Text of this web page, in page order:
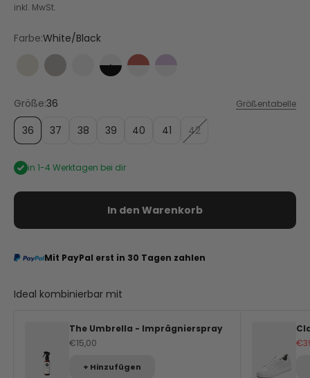
inkl. MwSt.
Farbe:White/Black
CremaGrey White White/Black
Größe:36 Größentabelle
36 37 38 39 40 41 42
in 1-4 Werktagen bei dir
In den Warenkorb
Mit PayPal erst in 30 Tagen zahlen
Ideal kombinierbar mit
The Umbrella - Imprägnierspray
Angebot
€15,00
+ Hinzufügen